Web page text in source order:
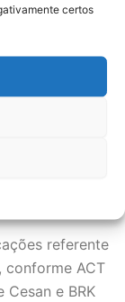
certos
e ratificar,
de
Dissídio
medidas
caso de
da Comissão
referente
conforme ACT
e BRK